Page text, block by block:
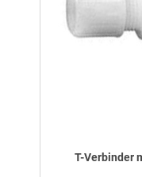
T-Verbinder